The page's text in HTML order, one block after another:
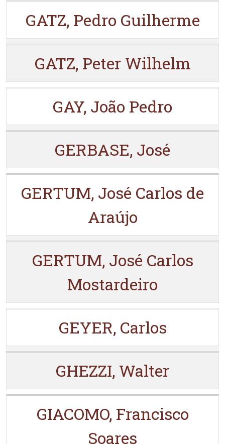
GATZ, Pedro Guilherme
GATZ, Peter Wilhelm
GAY, João Pedro
GERBASE, José
GERTUM, José Carlos de
Araújo
GERTUM, José Carlos
Mostardeiro
GEYER, Carlos
GHEZZI, Walter
GIACOMO, Francisco
Soares